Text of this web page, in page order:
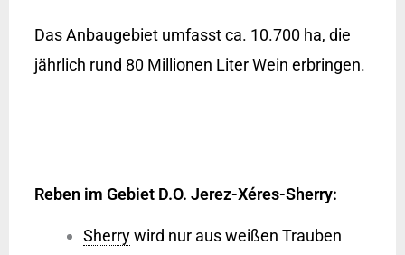
Das Anbaugebiet umfasst ca. 10.700 ha, die
jährlich rund 80 Millionen Liter Wein erbringen.
Reben im Gebiet D.O. Jerez-Xéres-Sherry:
Sherrywird nur aus weißen Trauben